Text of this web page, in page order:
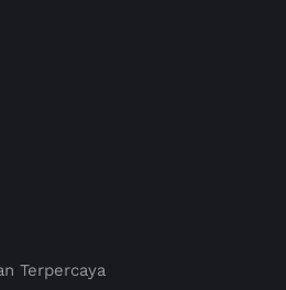
Terpercaya